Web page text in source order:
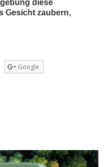
diese
Gesicht zaubern,
Google